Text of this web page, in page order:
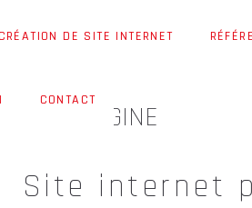
DE SITE INTERNET
CONTACT
CHER UGINE
Site internet